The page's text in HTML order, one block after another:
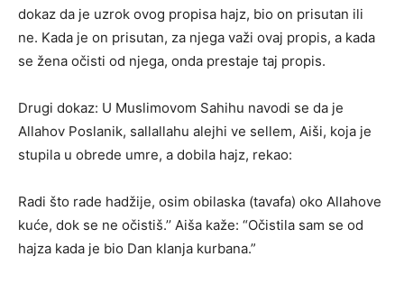
dokaz da je uzrok ovog propisa hajz, bio on prisutan ili
ne. Kada je on prisutan, za njega važi ovaj propis, a kada
se žena očisti od njega, onda prestaje taj propis.
Drugi dokaz: U Muslimovom Sahihu navodi se da je
Allahov Poslanik, sallallahu alejhi ve sellem, Aiši, koja je
stupila u obrede umre, a dobila hajz, rekao:
Radi što rade hadžije, osim obilaska (tavafa) oko Allahove
kuće, dok se ne očistiš.’’ Aiša kaže: “Očistila sam se od
hajza kada je bio Dan klanja kurbana.”